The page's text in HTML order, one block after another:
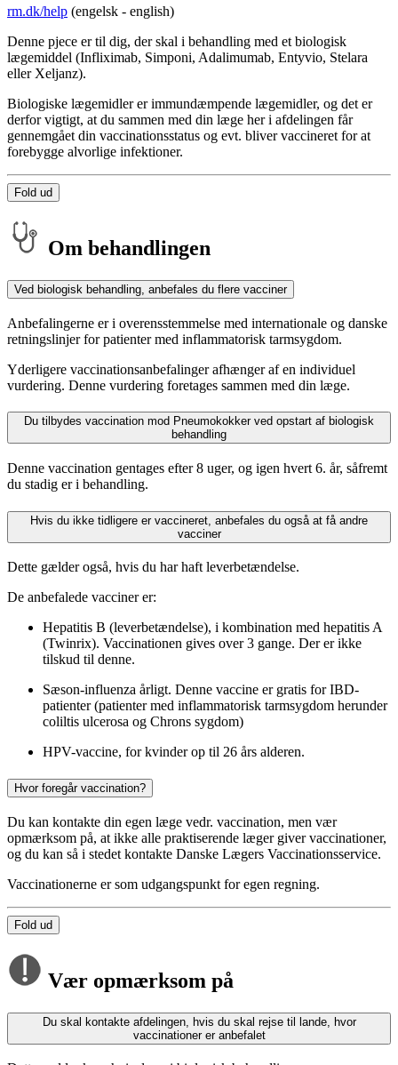
rm.dk/help (engelsk - english)
Denne pjece er til dig, der skal i behandling med et biologisk
lægemiddel (Infliximab, Simponi, Adalimumab, Entyvio, Stelara
eller Xeljanz).
Biologiske lægemidler er immundæmpende lægemidler, og det er
derfor vigtigt, at du sammen med din læge her i afdelingen får
gennemgået din vaccinationsstatus og evt. bliver vaccineret for at
forebygge alvorlige infektioner.
Fold ud
Om behandlingen
Ved biologisk behandling, anbefales du flere vacciner
Anbefalingerne er i overensstemmelse med internationale og danske
retningslinjer for patienter med inflammatorisk tarmsygdom.
Yderligere vaccinationsanbefalinger afhænger af en individuel
vurdering. Denne vurdering foretages sammen med din læge.
Du tilbydes vaccination mod Pneumokokker ved opstart af biologisk
behandling
Denne vaccination gentages efter 8 uger, og igen hvert 6. år, såfremt
du stadig er i behandling.
Hvis du ikke tidligere er vaccineret, anbefales du også at få andre
vacciner
Dette gælder også, hvis du har haft leverbetændelse.
De anbefalede vacciner er:
Hepatitis B (leverbetændelse), i kombination med hepatitis A
(Twinrix). Vaccinationen gives over 3 gange. Der er ikke
tilskud til denne.
Sæson-influenza årligt. Denne vaccine er gratis for IBD-
patienter (patienter med inflammatorisk tarmsygdom herunder
coliltis ulcerosa og Chrons sygdom)
HPV-vaccine, for kvinder op til 26 års alderen.
Hvor foregår vaccination?
Du kan kontakte din egen læge vedr. vaccination, men vær
opmærksom på, at ikke alle praktiserende læger giver vaccinationer,
og du kan så i stedet kontakte Danske Lægers Vaccinationsservice.
Vaccinationerne er som udgangspunkt for egen regning.
Fold ud
Vær opmærksom på
Du skal kontakte afdelingen, hvis du skal rejse til lande, hvor
vaccinationer er anbefalet